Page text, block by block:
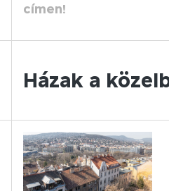
címen!
Házak a